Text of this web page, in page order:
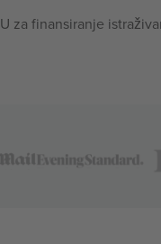
za finansiranje